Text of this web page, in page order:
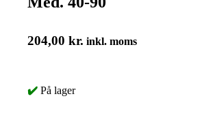
204,00 kr. inkl. moms
✔️ På lager